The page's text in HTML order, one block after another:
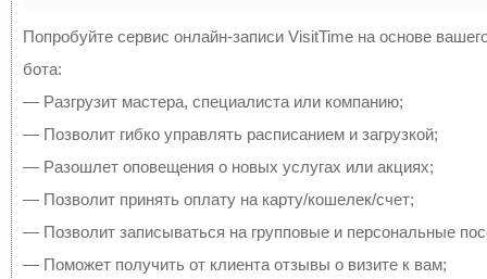
Попробуйте сервис онлайн-записи VisitTime на основе
бота:
— Разгрузит мастера, специалиста или компанию;
— Позволит гибко управлять расписанием и загрузкой;
— Разошлет оповещения о новых услугах или акциях;
— Позволит принять оплату на карту/кошелек/счет;
— Позволит записываться на групповые и персональные
— Поможет получить от клиента отзывы о визите к вам;